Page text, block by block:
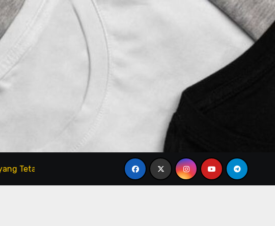
Tren Brand Baju Modis Terbaru 2026 yang Paling